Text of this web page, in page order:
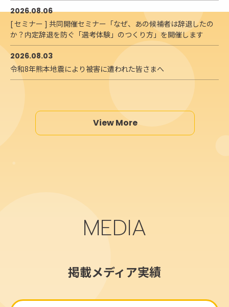
2026.08.06
[ セミナー ] 共同開催セミナー「なぜ、あの候補者は辞退したの
か？内定辞退を防ぐ「選考体験」のつくり方」を開催します
2026.08.03
令和8年熊本地震により被害に遭われた皆さまへ
View More
MEDIA
掲載メディア実績